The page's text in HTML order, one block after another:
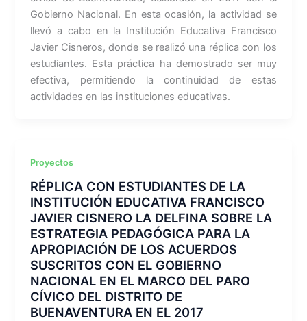
Gobierno Nacional. En esta ocasión, la actividad se
llevó a cabo en la Institución Educativa Francisco
Javier Cisneros, donde se realizó una réplica con los
estudiantes. Esta práctica ha demostrado ser muy
efectiva, permitiendo la continuidad de estas
actividades en las instituciones educativas.
Proyectos
RÉPLICA CON ESTUDIANTES DE LA
INSTITUCIÓN EDUCATIVA FRANCISCO
JAVIER CISNERO LA DELFINA SOBRE LA
ESTRATEGIA PEDAGÓGICA PARA LA
APROPIACIÓN DE LOS ACUERDOS
SUSCRITOS CON EL GOBIERNO
NACIONAL EN EL MARCO DEL PARO
CÍVICO DEL DISTRITO DE
BUENAVENTURA EN EL 2017